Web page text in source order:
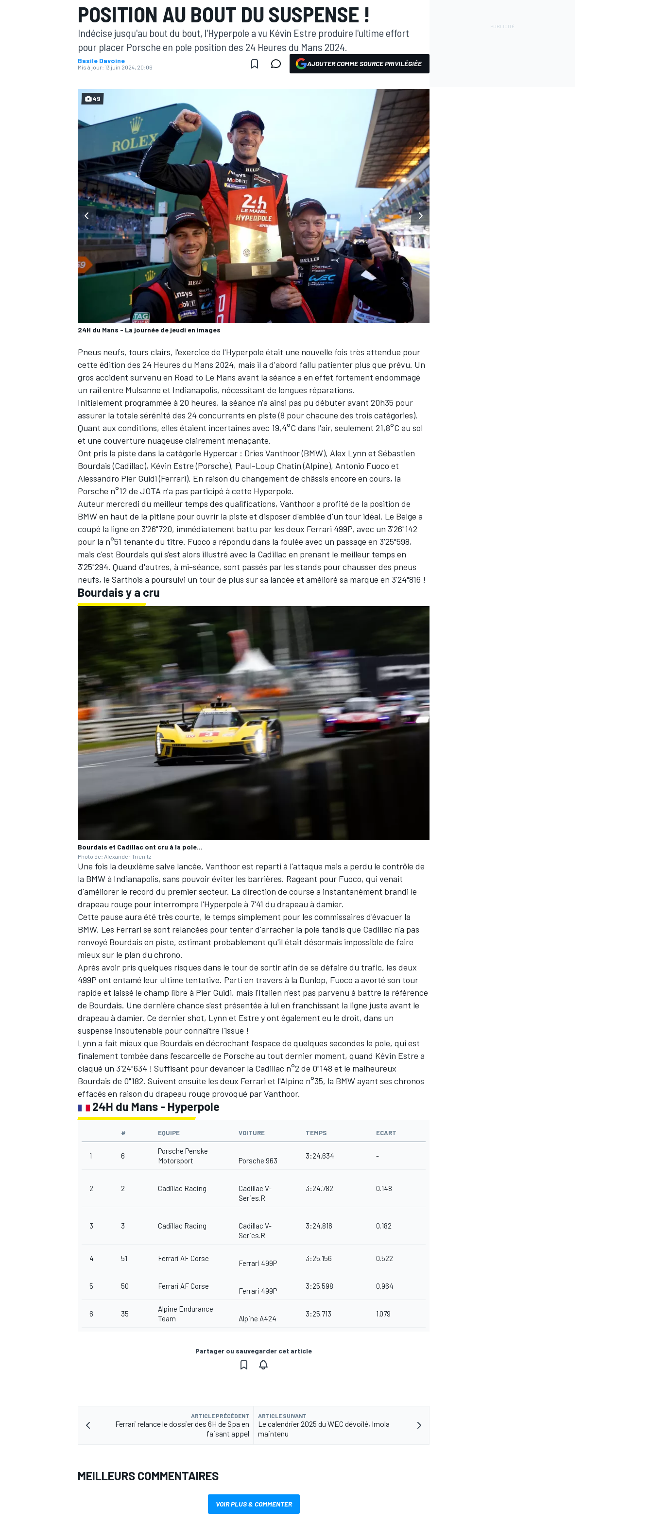
WRC
WEC
AUTRES CHAMPIONNATS
POSITION AU BOUT DU SUSPENSE !
Indécise jusqu'au bout du bout, l'Hyperpole a vu Kévin Estre produire l'ultime effort
pour placer Porsche en pole position des 24 Heures du Mans 2024.
Basile Davoine
Mis à jour: 13 juin 2024, 20:06 AJOUTER COMME SOURCE PRIVILÉGIÉE
24H du Mans - La journée de jeudi en images
49
Pneus neufs, tours clairs, l'exercice de l'Hyperpole était une nouvelle fois très attendue pour
cette édition des 24 Heures du Mans 2024, mais il a d'abord fallu patienter plus que prévu. Un
gros accident survenu en Road to Le Mans avant la séance a en effet fortement endommagé
un rail entre Mulsanne et Indianapolis, nécessitant de longues réparations.
Initialement programmée à 20 heures, la séance n'a ainsi pas pu débuter avant 20h35 pour
assurer la totale sérénité des 24 concurrents en piste (8 pour chacune des trois catégories).
Quant aux conditions, elles étaient incertaines avec 19,4°C dans l'air, seulement 21,8°C au sol
et une couverture nuageuse clairement menaçante.
Ont pris la piste dans la catégorie Hypercar : Dries Vanthoor(BMW), Alex Lynn et Sébastien
Bourdais(Cadillac), Kévin Estre(Porsche), Paul-Loup Chatin(Alpine), Antonio Fuoco et
Alessandro Pier Guidi(Ferrari). En raison du changement de châssis encore en cours, la
Porsche n°12 de JOTA n'a pas participé à cette Hyperpole.
Auteur mercredi du meilleur temps des qualifications, Vanthoor a profité de la position de
BMW en haut de la pitlane pour ouvrir la piste et disposer d'emblée d'un tour idéal. Le Belge a
coupé la ligne en 3'26"720, immédiatement battu par les deux Ferrari 499P, avec un 3'26"142
pour la n°51 tenante du titre. Fuoco a répondu dans la foulée avec un passage en 3'25"598,
mais c'est Bourdais qui s'est alors illustré avec la Cadillac en prenant le meilleur temps en
3'25"294. Quand d'autres, à mi-séance, sont passés par les stands pour chausser des pneus
neufs, le Sarthois a poursuivi un tour de plus sur sa lancée et amélioré sa marque en 3'24"816 !
Bourdais y a cru
Bourdais et Cadillac ont cru à la pole...
Photo de: Alexander Trienitz
Une fois la deuxième salve lancée, Vanthoor est reparti à l'attaque mais a perdu le contrôle de
la BMW à Indianapolis, sans pouvoir éviter les barrières. Rageant pour Fuoco, qui venait
d'améliorer le record du premier secteur. La direction de course a instantanément brandi le
drapeau rouge pour interrompre l'Hyperpole à 7'41 du drapeau à damier.
Cette pause aura été très courte, le temps simplement pour les commissaires d'évacuer la
BMW. Les Ferrari se sont relancées pour tenter d'arracher la pole tandis que Cadillac n'a pas
renvoyé Bourdais en piste, estimant probablement qu'il était désormais impossible de faire
mieux sur le plan du chrono.
Après avoir pris quelques risques dans le tour de sortir afin de se défaire du trafic, les deux
499P ont entamé leur ultime tentative. Parti en travers à la Dunlop, Fuoco a avorté son tour
rapide et laissé le champ libre à Pier Guidi, mais l'Italien n'est pas parvenu à battre la référence
de Bourdais. Une dernière chance s'est présentée à lui en franchissant la ligne juste avant le
drapeau à damier. Ce dernier shot, Lynn et Estre y ont également eu le droit, dans un
suspense insoutenable pour connaître l'issue !
Lynn a fait mieux que Bourdais en décrochant l'espace de quelques secondes le pole, qui est
finalement tombée dans l'escarcelle de Porsche au tout dernier moment, quand Kévin Estre a
claqué un 3'24"634 ! Suffisant pour devancer la Cadillac n°2 de 0"148 et le malheureux
Bourdais de 0"182. Suivent ensuite les deux Ferrari et l'Alpine n°35, la BMW ayant ses chronos
effacés en raison du drapeau rouge provoqué par Vanthoor.
24H du Mans - Hyperpole
# EQUIPE VOITURE TEMPS ECART
1 6
Porsche Penske
Motorsport
Porsche 963
3:24.634 -
2 2 Cadillac Racing
Cadillac V-
Series.R
3:24.782 0.148
3 3 Cadillac Racing
Cadillac V-
Series.R
3:24.816 0.182
4 51 Ferrari AF Corse
Ferrari 499P
3:25.156 0.522
5 50 Ferrari AF Corse
Ferrari 499P
3:25.598 0.964
6 35
Alpine Endurance
Team
Alpine A424
3:25.713 1.079
Partager ou sauvegarder cet article
ARTICLE PRÉCÉDENT
Ferrari relance le dossier des 6H de Spa en
faisant appel
ARTICLE SUIVANT
Le calendrier 2025 du WEC dévoilé, Imola
maintenu
MEILLEURS COMMENTAIRES
VOIR PLUS & COMMENTER